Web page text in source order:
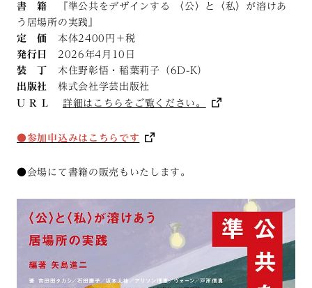
書 籍 『準公共をデザインする 〈公〉と〈私〉が溶けあ
う居場所の実践』
定 価 本体2400円＋税
発行日
2026年4月10日
装 丁 木住野彰悟・稲葉莉子（6D-K）
出版社
株式会社学芸出版社
U R L
詳細はこちらをご覧ください。
●参加申込みはこちらです
●会場にて書籍の販売もいたします。